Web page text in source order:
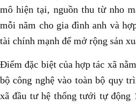
mô hiện tại, nguồn thu từ nho
mỗi năm cho gia đình anh và
tài chính mạnh để mở rộng sản
Điểm đặc biệt của hợp tác xã
bộ công nghệ vào toàn bộ quy
xã đầu tư hệ thống tưới tự động